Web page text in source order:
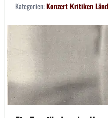
Kategorien:KonzertKritiken